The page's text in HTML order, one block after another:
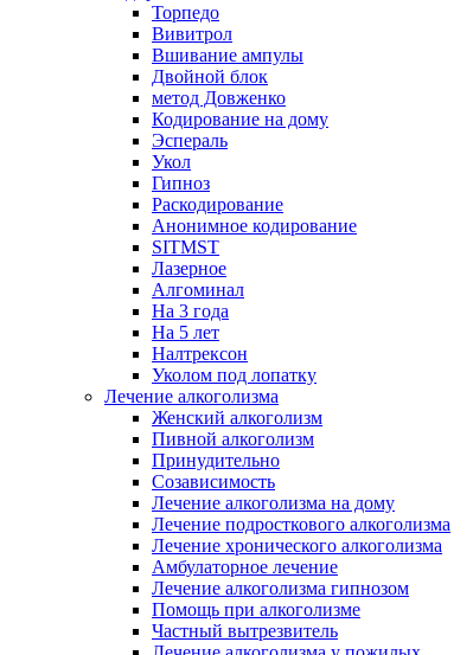
Торпедо
Вивитрол
Вшивание ампулы
Двойной блок
метод Довженко
Кодирование на дому
Эспераль
Укол
Гипноз
Раскодирование
Анонимное кодирование
SITMST
Лазерное
Алгоминал
На 3 года
На 5 лет
Налтрексон
Уколом под лопатку
Лечение алкоголизма
Женский алкоголизм
Пивной алкоголизм
Принудительно
Созависимость
Лечение алкоголизма на дому
Лечение подросткового алкоголизма
Лечение хронического алкоголизма
Амбулаторное лечение
Лечение алкоголизма гипнозом
Помощь при алкоголизме
Частный вытрезвитель